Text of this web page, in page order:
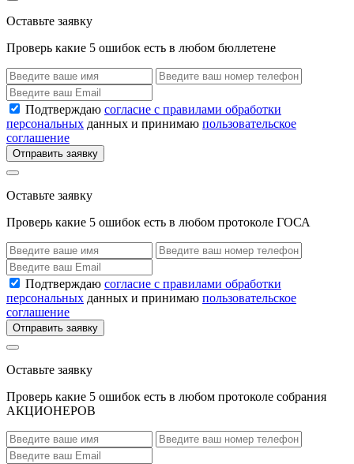
Оставьте заявку
Проверь какие 5 ошибок есть в любом бюллетене
Подтверждаю согласие с правилами обработки
персональных данных и принимаю пользовательское
соглашение
Отправить заявку
Оставьте заявку
Проверь какие 5 ошибок есть в любом протоколе ГОСА
Подтверждаю согласие с правилами обработки
персональных данных и принимаю пользовательское
соглашение
Отправить заявку
Оставьте заявку
Проверь какие 5 ошибок есть в любом протоколе собрания
АКЦИОНЕРОВ